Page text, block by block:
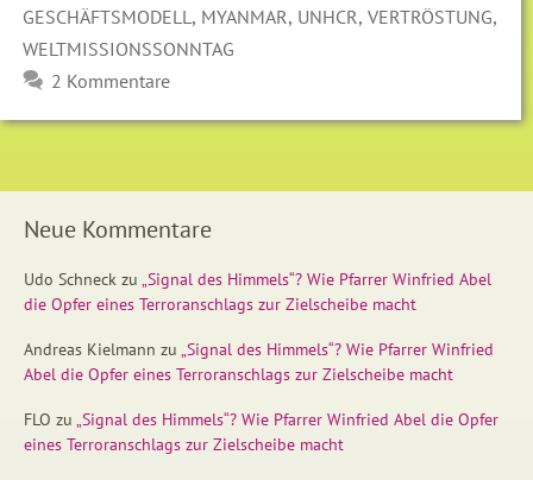
GESCHÄFTSMODELL, MYANMAR, UNHCR,VERTRÖSTUNG,
WELTMISSIONSSONNTAG
2 Kommentare
Neue Kommentare
Udo Schneck zu „Signal des Himmels“? Wie Pfarrer Winfried Abel
die Opfer eines Terroranschlags zur Zielscheibe macht
Andreas Kielmann zu „Signal des Himmels“? Wie Pfarrer Winfried
Abel die Opfer eines Terroranschlags zur Zielscheibe macht
FLO zu „Signal des Himmels“? Wie Pfarrer Winfried Abel die Opfer
eines Terroranschlags zur Zielscheibe macht